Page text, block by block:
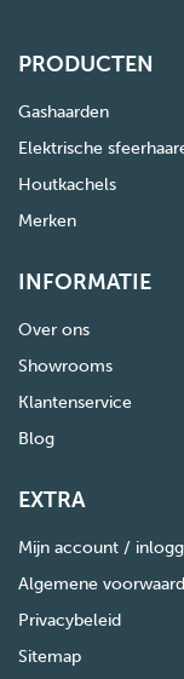
PRODUCTEN
Gashaarden
Elektrische
Houtkachels
Merken
INFORMATIE
Over ons
Showrooms
Klantenservice
Blog
EXTRA
Mijn account /
Algemene
Privacybeleid
Sitemap